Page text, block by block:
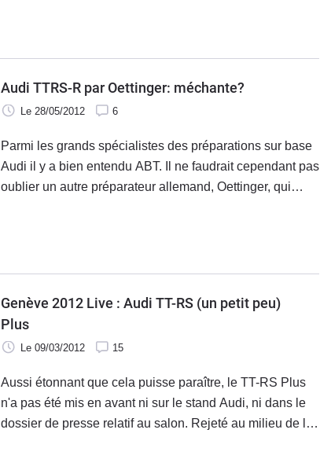
Audi TTRS-R par Oettinger: méchante?
Le 28/05/2012 6
Parmi les grands spécialistes des préparations sur base
Audi il y a bien entendu ABT. Il ne faudrait cependant pas
oublier un autre préparateur allemand, Oettinger, qui
Genève 2012 Live : Audi TT-RS (un petit peu)
Plus
Le 09/03/2012 15
Aussi étonnant que cela puisse paraître, le TT-RS Plus
n'a pas été mis en avant ni sur le stand Audi, ni dans le
dossier de presse relatif au salon. Rejeté au milieu de la